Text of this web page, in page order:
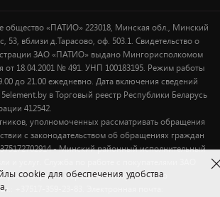
общество «ПАТИО» 223018, Минская обл., Минский
вблизи д.Тарасово, оф. 503.1. Свидетельство о
ЗАО «ПАТИО» выдано Мингорисполкомом
от 18.04.2001 № 491. УНП 100183195. Режим работы
до 21.00 ежедневно. Дата включения сведений
в Торговый реестр Республики Беларусь
412542.
уполномоченных рассматривать обращения
с законодательством об обращениях граждан
- Минский районный исполнительный
обращения покупателей о
+37517-359-23-83. Электронная почта:
cookie для обеспечения удобства